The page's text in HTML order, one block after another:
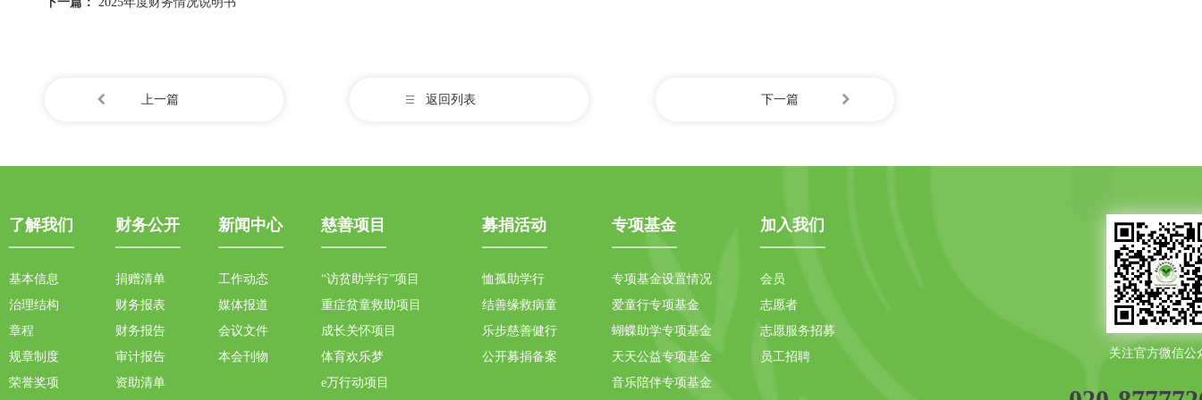
上一篇 返回列表 下一篇
了解我们
基本信息
治理结构
章程
规章制度
荣誉奖项
财务公开
捐赠清单
财务报表
财务报告
审计报告
资助清单
新闻中心
工作动态
媒体报道
会议文件
本会刊物
慈善项目
“访贫助学行”项目
重症贫童救助项目
成长关怀项目
体育欢乐梦
e万行动项目
募捐活动
恤孤助学行
结善缘救病童
乐步慈善健行
公开募捐备案
专项基金
专项基金设置情况
爱童行专项基金
蝴蝶助学专项基金
天天公益专项基金
音乐陪伴专项基金
加入我们
会员
志愿者
志愿服务招募
员工招聘
关注官方微信公